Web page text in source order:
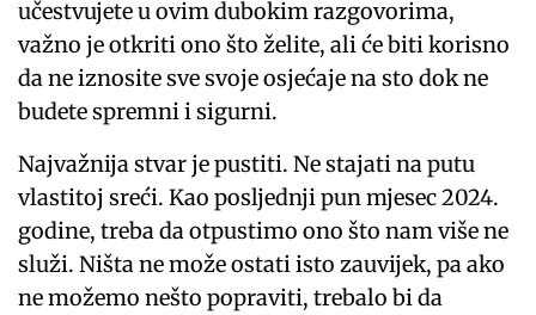
učestvujete u ovim dubokim razgovorima,
važno je otkriti ono što želite, ali će biti korisno
da ne iznosite sve svoje osjećaje na sto dok ne
budete spremni i sigurni.
Najvažnija stvar je pustiti. Ne stajati na putu
vlastitoj sreći. Kao posljednji pun mjesec 2024.
godine, treba da otpustimo ono što nam više ne
služi. Ništa ne može ostati isto zauvijek, pa ako
ne možemo nešto popraviti, trebalo bi da